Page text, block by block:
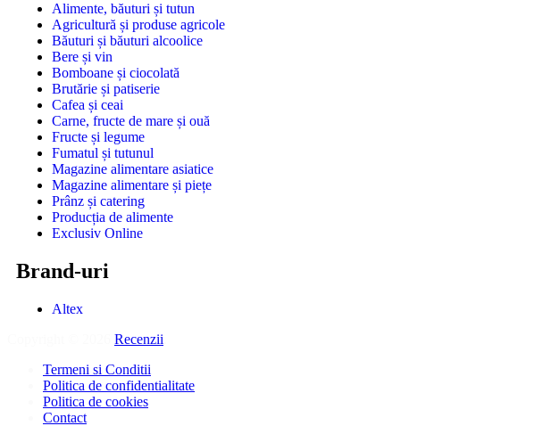
Alimente, băuturi și tutun
Agricultură și produse agricole
Băuturi și băuturi alcoolice
Bere și vin
Bomboane și ciocolată
Brutărie și patiserie
Cafea și ceai
Carne, fructe de mare și ouă
Fructe și legume
Fumatul și tutunul
Magazine alimentare asiatice
Magazine alimentare și piețe
Prânz și catering
Producția de alimente
Exclusiv Online
Brand-uri
Altex
Recenzii
Termeni si Conditii
Politica de confidentialitate
Politica de cookies
Contact